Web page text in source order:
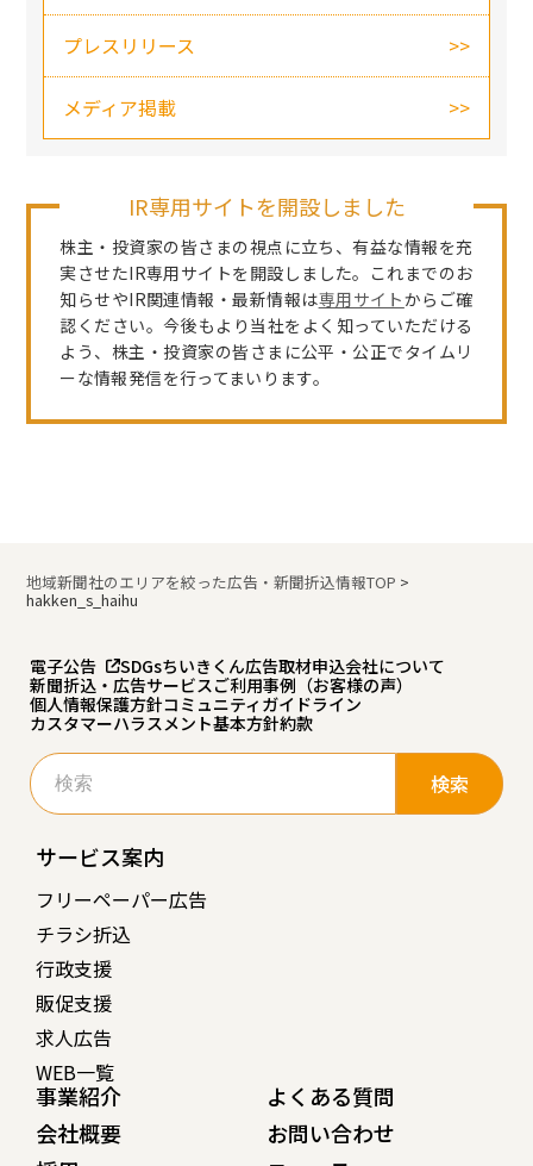
プレスリリース
メディア掲載
IR専用サイトを開設しました
株主・投資家の皆さまの視点に立ち、有益な情報を充
実させたIR専用サイトを開設しました。これまでのお
知らせやIR関連情報・最新情報は専用サイトからご確
認ください。今後もより当社をよく知っていただける
よう、株主・投資家の皆さまに公平・公正でタイムリ
ーな情報発信を行ってまいります。
地域新聞社のエリアを絞った広告・新聞折込情報TOP >
hakken_s_haihu
電子公告 SDGsちいきくん広告取材申込会社について
新聞折込・広告サービスご利用事例（お客様の声）
個人情報保護方針コミュニティガイドライン
カスタマーハラスメント基本方針約款
検
索:
サービス案内
フリーペーパー広告
チラシ折込
行政支援
販促支援
求人広告
WEB一覧
事業紹介
会社概要
よくある質問
お問い合わせ